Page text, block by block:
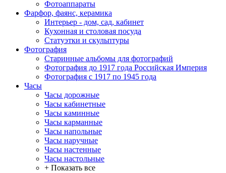
Фотоаппараты
Фарфор, фаянс, керамика
Интерьер - дом, сад, кабинет
Кухонная и столовая посуда
Статуэтки и скульптуры
Фотография
Старинные альбомы для фотографий
Фотография до 1917 года Российская Империя
Фотография с 1917 по 1945 года
Часы
Часы дорожные
Часы кабинетные
Часы каминные
Часы карманные
Часы напольные
Часы наручные
Часы настенные
Часы настольные
+ Показать все